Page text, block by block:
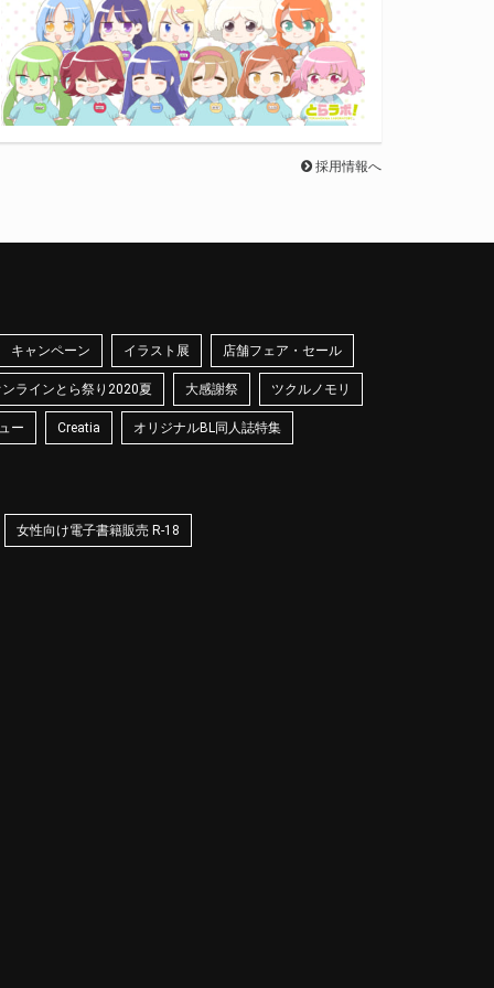
採用情報へ
キャンペーン イラスト展 店舗フェア・セール
ラインとら祭り2020夏 大感謝祭 ツクルノモリ
ー Creatia オリジナルBL同人誌特集
女性向け電子書籍販売 R-18